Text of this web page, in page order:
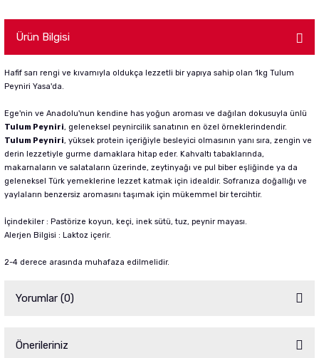
Ürün Bilgisi
Hafif sarı rengi ve kıvamıyla oldukça lezzetli bir yapıya sahip olan 1kg Tulum
Peyniri Yasa'da.
Ege'nin ve Anadolu'nun kendine has yoğun aroması ve dağılan dokusuyla ünlü
Tulum Peyniri, geleneksel peynircilik sanatının en özel örneklerindendir.
Tulum Peyniri, yüksek protein içeriğiyle besleyici olmasının yanı sıra, zengin ve
derin lezzetiyle gurme damaklara hitap eder. Kahvaltı tabaklarında,
makarnaların ve salataların üzerinde, zeytinyağı ve pul biber eşliğinde ya da
geleneksel Türk yemeklerine lezzet katmak için idealdir. Sofranıza doğallığı ve
yaylaların benzersiz aromasını taşımak için mükemmel bir tercihtir.
İçindekiler : Pastörize koyun, keçi, inek sütü, tuz, peynir mayası.
Alerjen Bilgisi : Laktoz içerir.
2-4 derece arasında muhafaza edilmelidir.
Yorumlar (0)
Önerileriniz